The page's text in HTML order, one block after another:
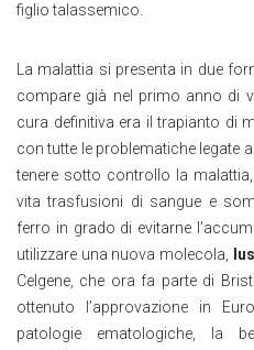
figlio talassemico.
La malattia si presenta in due
compare già nel primo anno di
cura definitiva era il trapianto di
con tutte le problematiche legate
tenere sotto controllo la
vita trasfusioni di sangue e
ferro in grado di evitarne
utilizzare una nuova molecola,
Celgene, che ora fa parte di
ottenuto l’approvazione in
patologie ematologiche, la